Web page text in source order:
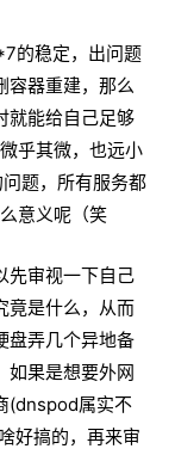
的稳定，出问题
容器重建，那么
就能给自己足够
乎其微，也远小
题，所有服务都
意义呢（笑
先审视一下自己
竟是什么，从而
盘弄几个异地备
如果是想要外网
(dnspod属实不
好搞的，再来审